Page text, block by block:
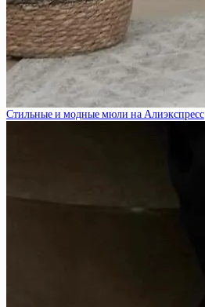
Стильные и модные мюли на Алиэкспресс